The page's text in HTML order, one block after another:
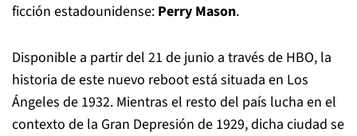
ficción estadounidense: Perry Mason.
Disponible a partir del 21 de junio a través de HBO, la
historia de este nuevo reboot está situada en Los
Ángeles de 1932. Mientras el resto del país lucha en el
contexto de la Gran Depresión de 1929, dicha ciudad se